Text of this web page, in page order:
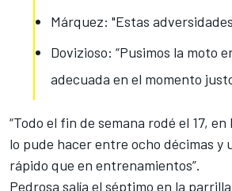
Márquez: "Estas
Dovizioso: “Pusimos la moto
adecuada en el momento
“Todo el fin de semana rodé el 17,
lo pude hacer entre ocho décimas y
rápido que en entrenamientos”.
Pedrosa salía el séptimo en la parrilla